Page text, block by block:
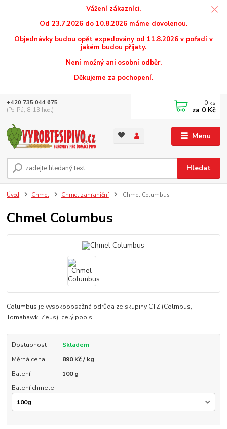
Vážení zákazníci.
Od 23.7.2026 do 10.8.2026 máme dovolenou.
Objednávky budou opět expedovány od 11.8.2026 v pořadí v
jakém budou přijaty.
Není možný ani osobní odběr.
Děkujeme za pochopení.
Menu
Hledat
+420 735 044 675
(Po-Pá, 8-13 hod.)
0 ks
za 0 Kč
Úvod Chmel Chmel zahraniční Chmel Columbus
Chmel Columbus
Columbus je vysokoobsažná odrůda ze skupiny CTZ (Colmbus,
Tomahawk, Zeus). celý popis
Dostupnost
Skladem
Měrná cena
890 Kč / kg
Balení
100 g
Balení chmele